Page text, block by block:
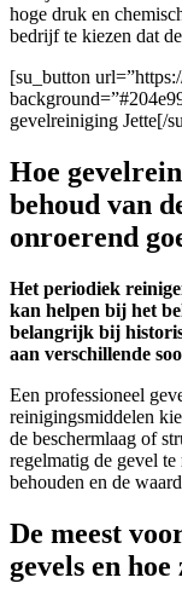
hoge druk en
bedrijf te kiezen dat
[su_button
gevelreiniging Jette[/
Hoe
behoud van
onroerend
Het periodiek
kan helpen bij het
belangrijk bij
aan verschillende
Een professioneel
reinigingsmiddelen
de beschermlaag of
regelmatig de gevel
behouden en de
De meest
gevels en hoe